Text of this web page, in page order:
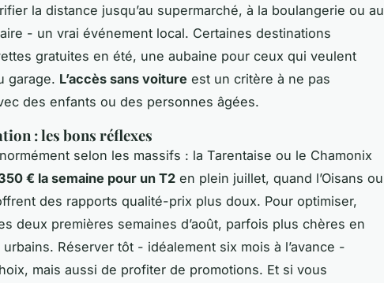
la distance jusqu’au supermarché, à la boulangerie ou au
- un vrai événement local. Certaines destinations
gratuites en été, une aubaine pour ceux qui veulent
garage. L’accès sans voiture est un critère à ne pas
des enfants ou des personnes âgées.
: les bons réflexes
selon les massifs : la Tarentaise ou le Chamonix
€ la semaine pour un T2 en plein juillet, quand l’Oisans ou
des rapports qualité-prix plus doux. Pour optimiser,
deux premières semaines d’août, parfois plus chères en
Réserver tôt - idéalement six mois à l’avance -
mais aussi de profiter de promotions. Et si vous